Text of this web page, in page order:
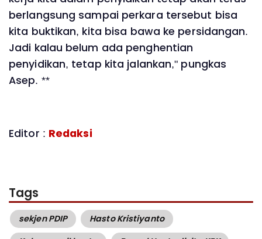
berlangsung sampai perkara tersebut bisa
kita buktikan, kita bisa bawa ke persidangan.
Jadi kalau belum ada penghentian
penyidikan, tetap kita jalankan," pungkas
Asep. **
Editor : Redaksi
Tags
sekjen PDIP
Hasto Kristiyanto